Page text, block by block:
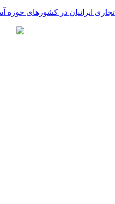
ایرانیان در کشورهای حوزه